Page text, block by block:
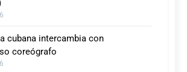
cubana intercambia con
coreógrafo